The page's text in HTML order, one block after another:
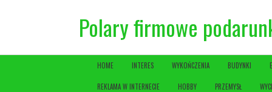
Polary firmowe
HOME INTERES WYKOŃCZENIA BUDYNKI
REKLAMA W INTERNECIE HOBBY PRZEMYSŁ